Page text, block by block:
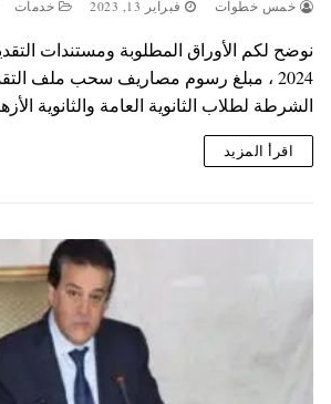
خمس خطوات فبراير 13, 2023 خدمات
نوضح لكم الأوراق المطلوبة ومستندات
2024 ، مبلغ رسوم مصاريف سحب ملف
الشرطة لطلاب الثانوية العامة والثانوية
اقرأ المزيد